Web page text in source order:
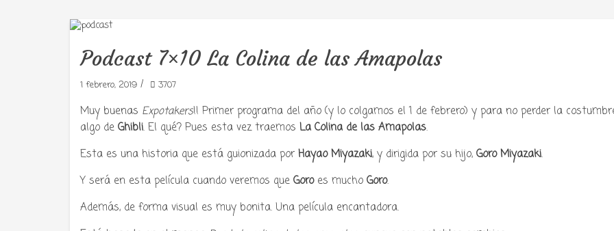
Podcast 7×10 La Colina de las Amapolas
1 febrero, 2019 / 3707
Muy buenas Expotakers!! Primer programa del año (y lo colgamos el 1 de febrero) y para no perder la
algo de Ghibli. El qué? Pues esta vez traemos La Colina de las Amapolas.
Esta es una historia que está guionizada por Hayao Miyazaki, y dirigida por su hijo, Goro Miyazaki.
Y será en esta película cuando veremos que Goroes mucho Goro.
Además, de forma visual es muy bonita. Una película encantadora.